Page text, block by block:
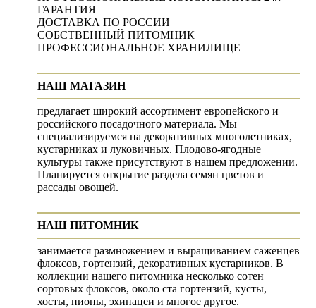
ГАРАНТИЯ
ДОСТАВКА ПО РОССИИ
СОБСТВЕННЫЙ ПИТОМНИК
ПРОФЕССИОНАЛЬНОЕ ХРАНИЛИЩЕ
НАШ МАГАЗИН
предлагает широкий ассортимент европейского и
российского посадочного материала. Мы
специализируемся на декоративных многолетниках,
кустарниках и луковичных. Плодово-ягодные
культуры также присутствуют в нашем предложении.
Планируется открытие раздела семян цветов и
рассады овощей.
НАШ ПИТОМНИК
занимается размножением и выращиванием саженцев
флоксов, гортензий, декоративных кустарников. В
коллекции нашего питомника несколько сотен
сортовых флоксов, около ста гортензий, кусты,
хосты, пионы, эхинацеи и многое другое.